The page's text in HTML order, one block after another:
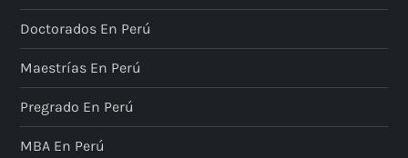
Doctorados En Perú
Maestrías En Perú
Pregrado En Perú
MBA En Perú